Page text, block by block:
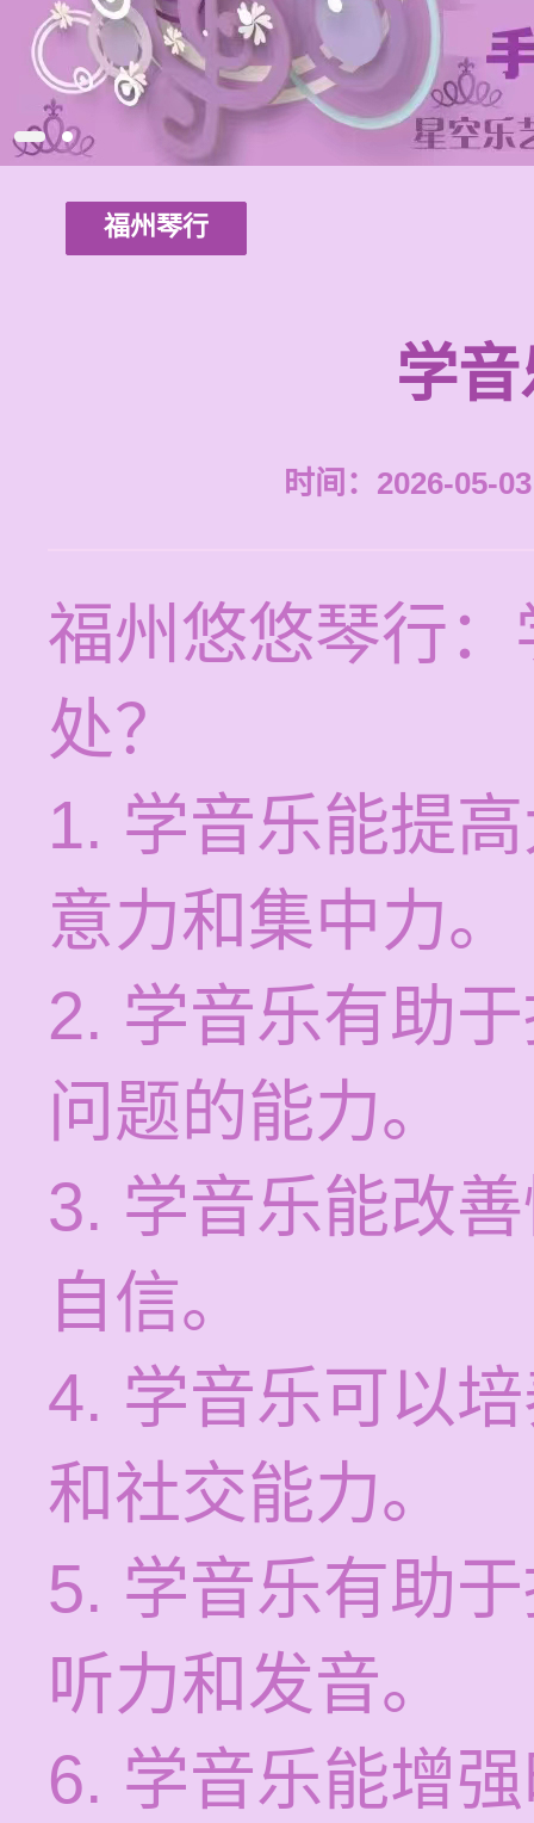
福州琴行
学
时间：2026-05-
福州悠悠琴行
处？
1. 学音乐能提
意力和集中力。
2. 学音乐有助
问题的能力。
3. 学音乐能改
自信。
4. 学音乐可以
和社交能力。
5. 学音乐有助
听力和发音。
6. 学音乐能增